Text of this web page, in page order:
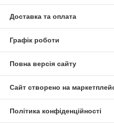
Доставка та оплата
Графік роботи
Повна версія сайту
Сайт створено на
Політика конфіденційності